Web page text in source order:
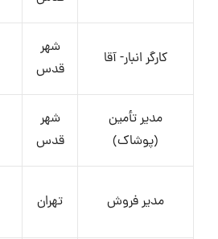
کارگر انبار- آقا
شهر
قدس
مدیر تأمین
(پوشاک)
شهر
قدس
مدیر فروش تهران